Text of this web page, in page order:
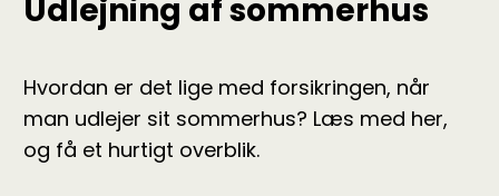
Udlejning af sommerhus
Hvordan er det lige med forsikringen, når
man udlejer sit sommerhus? Læs med her,
og få et hurtigt overblik.